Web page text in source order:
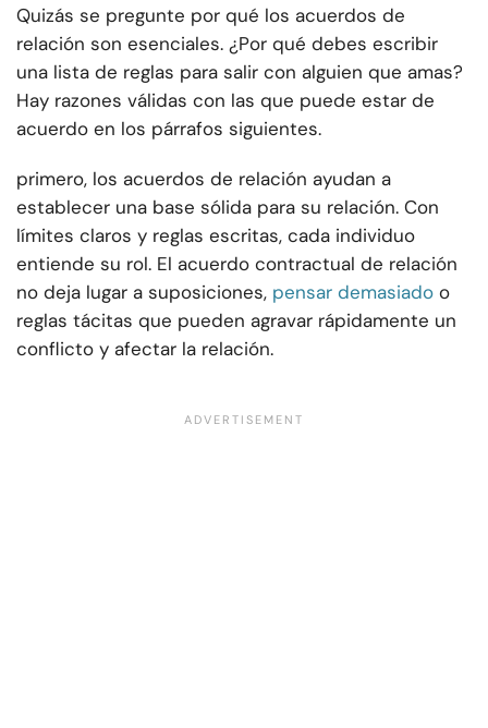
Quizás se pregunte por qué los acuerdos de
relación son esenciales. ¿Por qué debes escribir
una lista de reglas para salir con alguien que amas?
Hay razones válidas con las que puede estar de
acuerdo en los párrafos siguientes.
primero, los acuerdos de relación ayudan a
establecer una base sólida para su relación. Con
límites claros y reglas escritas, cada individuo
entiende su rol. El acuerdo contractual de relación
no deja lugar a suposiciones, pensar demasiado o
reglas tácitas que pueden agravar rápidamente un
conflicto y afectar la relación.